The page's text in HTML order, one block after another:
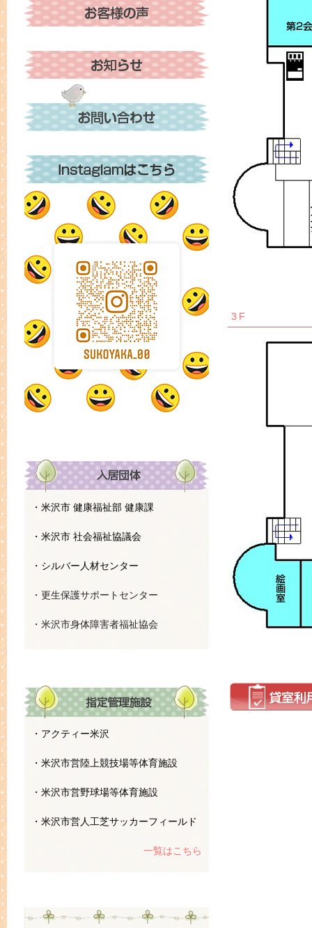
3F
・米沢市 健康福祉部 健康課
・米沢市 社会福祉協議会
・シルバー人材センター
・更生保護サポートセンター
・米沢市身体障害者福祉協会
・アクティー米沢
・米沢市営陸上競技場等体育施設
・米沢市営野球場等体育施設
・米沢市営人工芝サッカーフィールド
一覧はこちら